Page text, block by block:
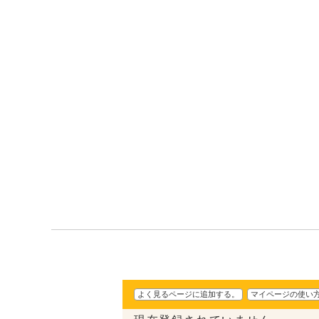
よく見るページに追加する。 マイページの使い